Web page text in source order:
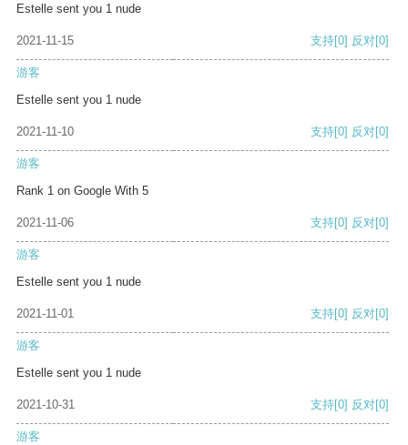
Estelle sent you 1 nude
2021-11-15 支持[0] 反对[0]
游客
Estelle sent you 1 nude
2021-11-10 支持[0] 反对[0]
游客
Rank 1 on Google With 5
2021-11-06 支持[0] 反对[0]
游客
Estelle sent you 1 nude
2021-11-01 支持[0] 反对[0]
游客
Estelle sent you 1 nude
2021-10-31 支持[0] 反对[0]
游客